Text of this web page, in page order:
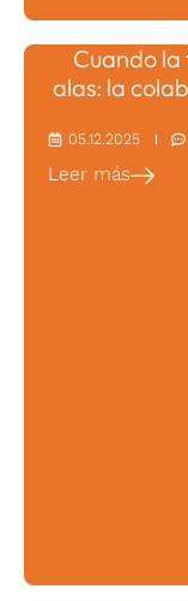
Cuando
alas: la
05.12.2025
Leer más